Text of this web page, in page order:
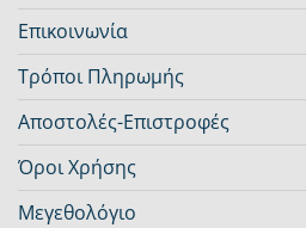
Επικοινωνία
Τρόποι Πληρωμής
Αποστολές-Επιστροφές
Όροι Χρήσης
Μεγεθολόγιο